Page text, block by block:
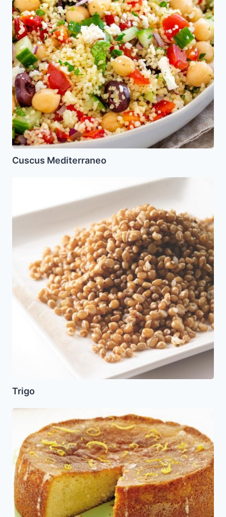
Cuscus Mediterraneo
Trigo
Gluten